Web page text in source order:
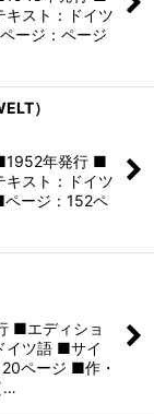
スト：ドイツ
ージ：ページ
）
年発行 ■
スト：ドイツ
ージ：152ペ
■エディショ
イツ語 ■サイ
ページ ■作・
…